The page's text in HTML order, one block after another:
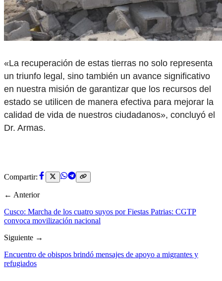
«La recuperación de estas tierras no solo representa
un triunfo legal, sino también un avance significativo
en nuestra misión de garantizar que los recursos del
estado se utilicen de manera efectiva para mejorar la
calidad de vida de nuestros ciudadanos», concluyó el
Dr. Armas.
Compartir:
← Anterior
Cusco: Marcha de los cuatro suyos por Fiestas Patrias: CGTP
convoca movilización nacional
Siguiente →
Encuentro de obispos brindó mensajes de apoyo a migrantes y
refugiados